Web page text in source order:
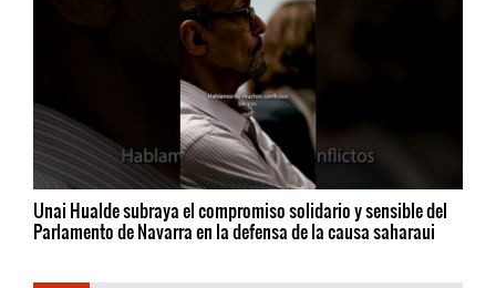
Unai Hualde subraya el compromiso solidario y sensible del
Parlamento de Navarra en la defensa de la causa saharaui